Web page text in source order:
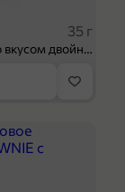
35 г
Кукуруза «Джинн» со вкусом двойного сыра и чили, 35 г